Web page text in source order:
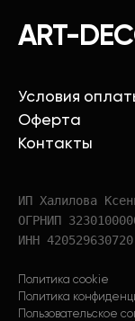
ART-
Условия
Оферта
Контакты
ИП Халилова
ОГРНИП
ИНН 420529630720
Политика cookie
Политика
Пользовательское